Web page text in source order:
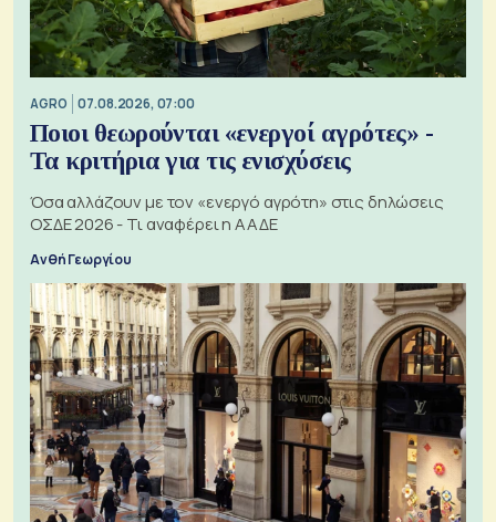
AGRO 07.08.2026, 07:00
Ποιοι θεωρούνται «ενεργοί αγρότες» -
Τα κριτήρια για τις ενισχύσεις
Όσα αλλάζουν με τον «ενεργό αγρότη» στις δηλώσεις
ΟΣΔΕ 2026 - Τι αναφέρει η ΑΑΔΕ
Ανθή Γεωργίου